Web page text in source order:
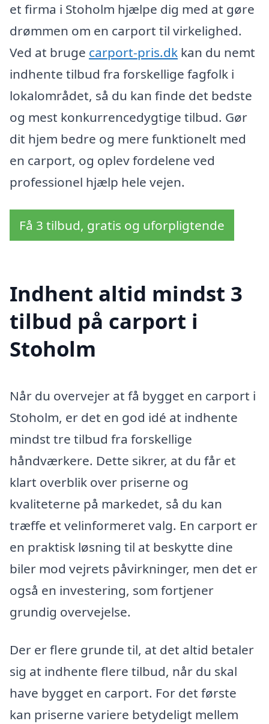
et firma i Stoholm hjælpe dig med at gøre
drømmen om en carport til virkelighed.
Ved at bruge carport-pris.dk kan du nemt
indhente tilbud fra forskellige fagfolk i
lokalområdet, så du kan finde det bedste
og mest konkurrencedygtige tilbud. Gør
dit hjem bedre og mere funktionelt med
en carport, og oplev fordelene ved
professionel hjælp hele vejen.
Få 3 tilbud, gratis og uforpligtende
Indhent altid mindst 3
tilbud på carport i
Stoholm
Når du overvejer at få bygget en carport i
Stoholm, er det en god idé at indhente
mindst tre tilbud fra forskellige
håndværkere. Dette sikrer, at du får et
klart overblik over priserne og
kvaliteterne på markedet, så du kan
træffe et velinformeret valg. En carport er
en praktisk løsning til at beskytte dine
biler mod vejrets påvirkninger, men det er
også en investering, som fortjener
grundig overvejelse.
Der er flere grunde til, at det altid betaler
sig at indhente flere tilbud, når du skal
have bygget en carport. For det første
kan priserne variere betydeligt mellem